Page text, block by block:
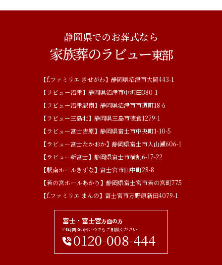
静岡県でのお葬式なら
家族葬のラビュー東部
【f.ファミリエ きせがわ】静岡県沼津市大岡443-1
【ラビュー沼津】静岡県沼津市中沢田380-1
【ラビュー沼津駅南】静岡県沼津市市道町18-6
【ラビュー三島北】静岡県三島市徳倉1279-1
【ラビュー富士吉原】静岡県富士市中央町1-10-5
【ラビュー富士たかおか】静岡県富士市入山瀬606-1
【ラビュー新富士】静岡県富士市横割6-17-22
【駅南ホールきずな】富士宮市田中町28-8
【若の宮ホールあかり】静岡県富士宮市若の宮町775
【f.ファミリエ まんの】富士宮市万野原新田4079-1
富士・富士宮方面の方
24時間365日いつでもご相談ください
0120-008-444